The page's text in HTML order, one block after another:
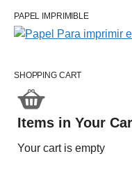
PAPEL IMPRIMIBLE
SHOPPING CART
Items in Your
Your cart is empty